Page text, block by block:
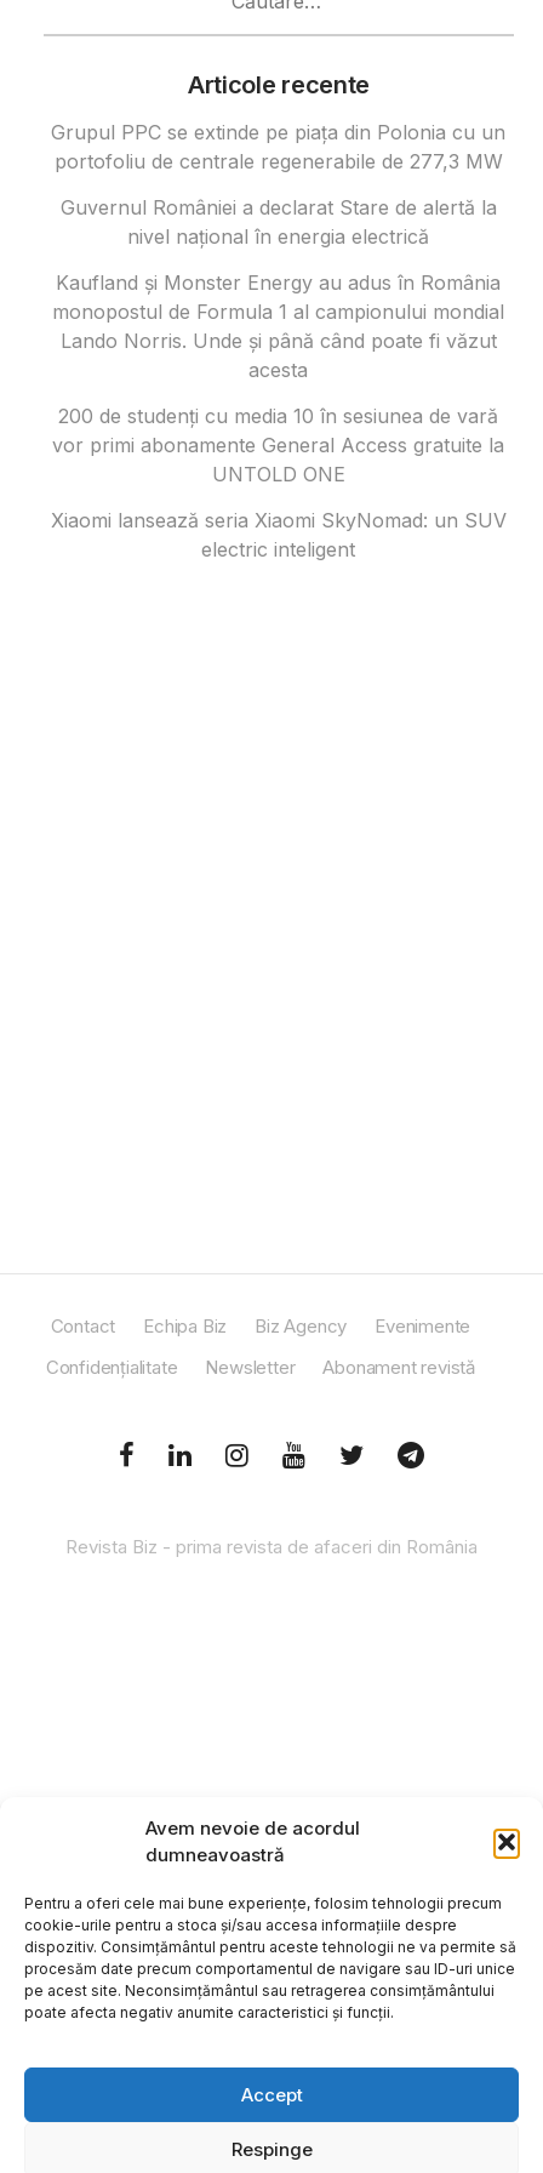
Avem nevoie de acordul
dumneavoastră
Pentru a oferi cele mai bune experiențe, folosim tehnologii precum
cookie-urile pentru a stoca și/sau accesa informațiile despre
dispozitiv. Consimțământul pentru aceste tehnologii ne va permite să
procesăm date precum comportamentul de navigare sau ID-uri unice
pe acest site. Neconsimțământul sau retragerea consimțământului
poate afecta negativ anumite caracteristici și funcții.
Accept
Respinge
Articole recente
Grupul PPC se extinde pe piața din Polonia cu un
portofoliu de centrale regenerabile de 277,3 MW
Guvernul României a declarat Stare de alertă la
nivel național în energia electrică
Kaufland și Monster Energy au adus în România
monopostul de Formula 1 al campionului mondial
Lando Norris. Unde și până când poate fi văzut
acesta
200 de studenți cu media 10 în sesiunea de vară
vor primi abonamente General Access gratuite la
UNTOLD ONE
Xiaomi lansează seria Xiaomi SkyNomad: un SUV
electric inteligent
Contact Echipa Biz Biz Agency
Evenimente
Confidențialitate
Newsletter Abonament revistă
Revista Biz - prima revista de afaceri din România
Copyright ©2026